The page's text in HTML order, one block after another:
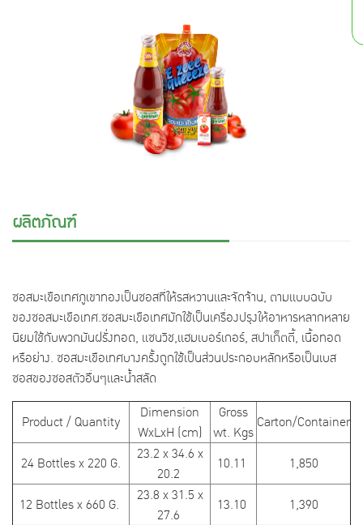
ผลิตภัณฑ์
ซอสมะเขือเทศภูเขาทองเป็นซอสที่ให้รสหวานและจัดจ้าน, ตามเเบบฉบับ
ของซอสมะเขือเทศ.ซอสมะเขือเทศมักใช้เป็นเครื่องปรุงให้อาหารหลากหลาย
นิยมใช้กับพวกมันฝรั่งทอด, แซนวิช,แฮมเบอร์เกอร์, สปาเก็ตตี้, เนื้อทอด
หรือย่าง. ซอสมะเขือเทศบางครั้งถูกใช้เป็นส่วนประกอบหลักหรือเป็นเบส
ซอสของซอสตัวอื่นๆและน้ำสลัด
Product / Quantity
Dimension
WxLxH (cm)
Gross
wt. Kgs
Carton/Container
24 Bottles x 220 G.
23.2 x 34.6 x
20.2
10.11 1,850
12 Bottles x 660 G.
23.8 x 31.5 x
27.6
13.10
1,390